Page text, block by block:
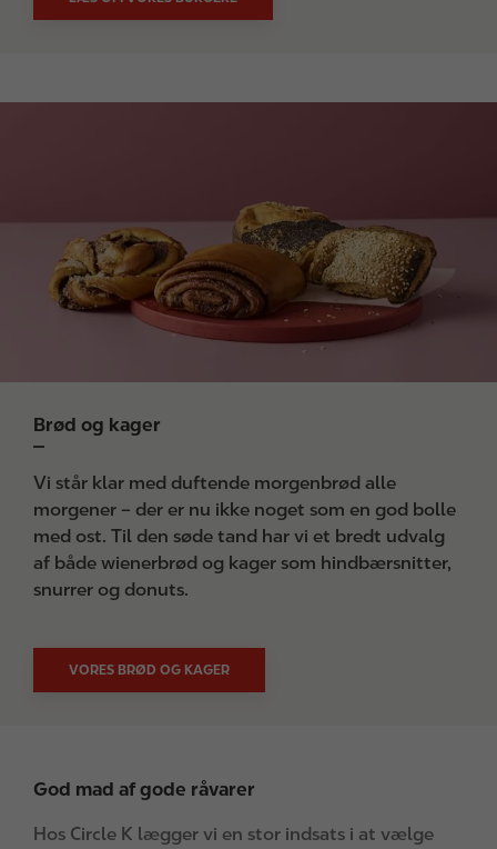
Brød og kager
Vi står klar med duftende morgenbrød alle
morgener – der er nu ikke noget som en god bolle
med ost. Til den søde tand har vi et bredt udvalg
af både wienerbrød og kager som hindbærsnitter,
snurrer og donuts.
VORES BRØD OG KAGER
God mad af gode råvarer
Hos Circle K lægger vi en stor indsats i at vælge